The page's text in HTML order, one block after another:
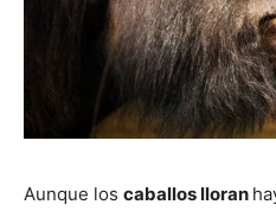
Aunque los caballos lloran